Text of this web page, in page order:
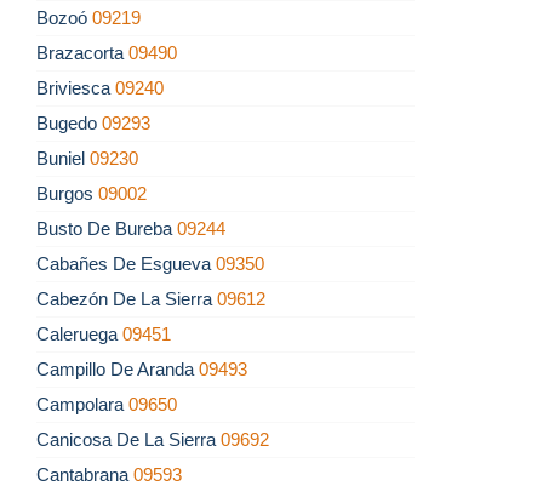
Bozoó 09219
Brazacorta 09490
Briviesca 09240
Bugedo 09293
Buniel 09230
Burgos 09002
Busto De Bureba 09244
Cabañes De Esgueva 09350
Cabezón De La Sierra 09612
Caleruega 09451
Campillo De Aranda 09493
Campolara 09650
Canicosa De La Sierra 09692
Cantabrana 09593